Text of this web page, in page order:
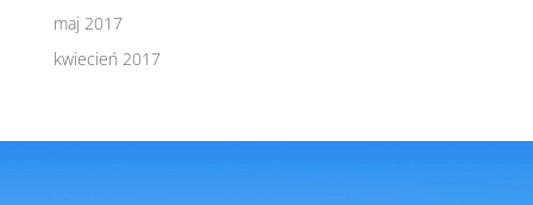
maj 2017
kwiecień 2017